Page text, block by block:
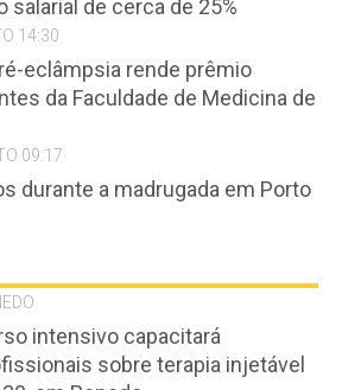
salarial de cerca de 25%
14:30
eclâmpsia rende prêmio
da Faculdade de Medicina de
09:17
durante a madrugada em Porto
intensivo capacitará
sobre terapia injetável